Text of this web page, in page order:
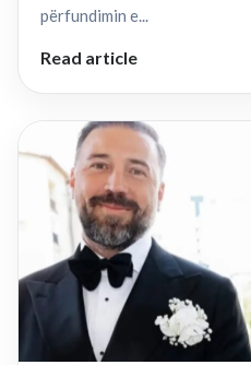
përfundimin e...
Read article